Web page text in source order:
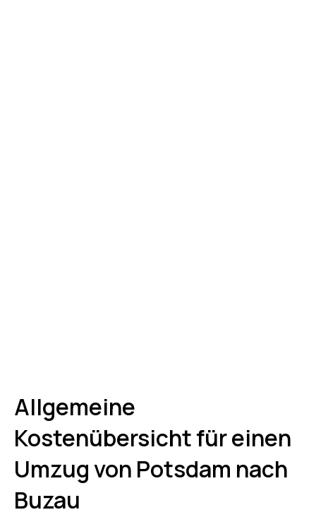
Allgemeine
Kostenübersicht für einen
Umzug von Potsdam nach
Buzau